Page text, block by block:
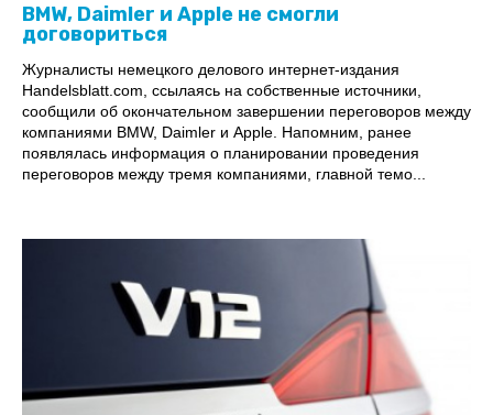
BMW, Daimler и Apple не смогли
договориться
Журналисты немецкого делового интернет-издания
Handelsblatt.com, ссылаясь на собственные источники,
сообщили об окончательном завершении переговоров между
компаниями BMW, Daimler и Apple. Напомним, ранее
появлялась информация о планировании проведения
переговоров между тремя компаниями, главной темо...